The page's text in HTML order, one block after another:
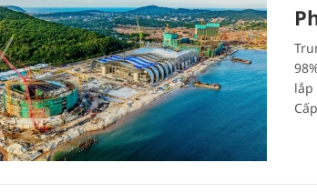
lắp